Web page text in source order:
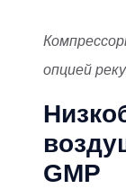
опцией
GMP